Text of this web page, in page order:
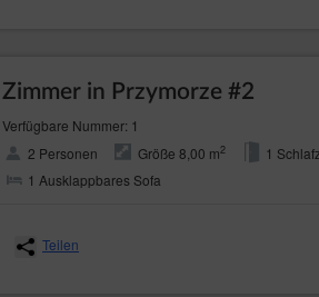
Zimmer in Przymorze #2
Verfügbare Nummer: 1
2 Personen
Größe 8,00 m2
1
1 Ausklappbares Sofa
Teilen